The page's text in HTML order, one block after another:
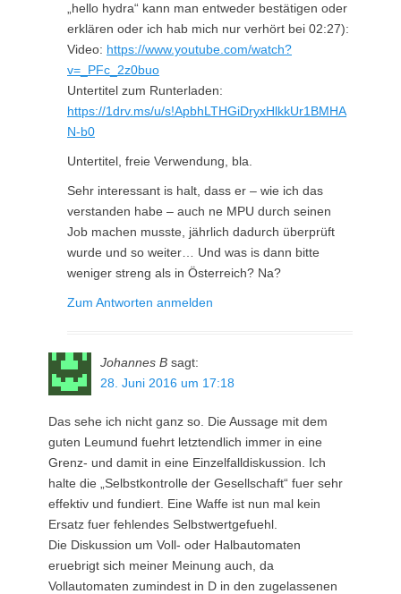
„hello hydra“ kann man entweder bestätigen oder
erklären oder ich hab mich nur verhört bei 02:27):
Video: https://www.youtube.com/watch?
v=_PFc_2z0buo
Untertitel zum Runterladen:
https://1drv.ms/u/s!ApbhLTHGiDryxHlkkUr1BMHA
N-b0
Untertitel, freie Verwendung, bla.
Sehr interessant is halt, dass er – wie ich das
verstanden habe – auch ne MPU durch seinen
Job machen musste, jährlich dadurch überprüft
wurde und so weiter… Und was is dann bitte
weniger streng als in Österreich? Na?
Zum Antworten anmelden
Johannes B sagt:
28. Juni 2016 um 17:18
Das sehe ich nicht ganz so. Die Aussage mit dem
guten Leumund fuehrt letztendlich immer in eine
Grenz- und damit in eine Einzelfalldiskussion. Ich
halte die „Selbstkontrolle der Gesellschaft“ fuer sehr
effektiv und fundiert. Eine Waffe ist nun mal kein
Ersatz fuer fehlendes Selbstwertgefuehl.
Die Diskussion um Voll- oder Halbautomaten
eruebrigt sich meiner Meinung auch, da
Vollautomaten zumindest in D in den zugelassenen